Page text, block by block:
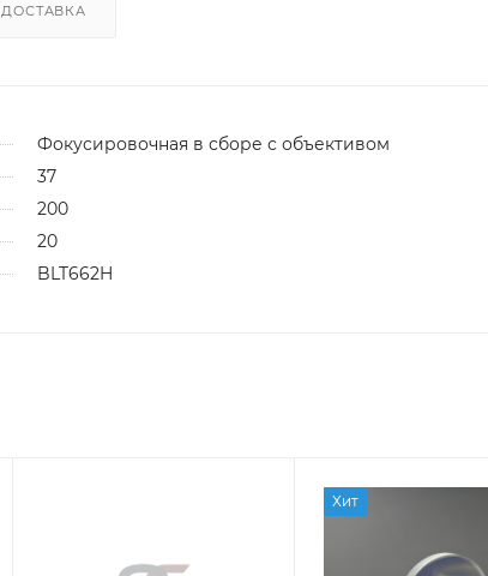
ДОСТАВКА
Фокусировочная в сборе с объективом
37
200
20
BLT662H
Хит